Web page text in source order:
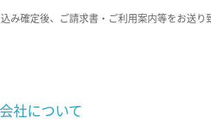
み確定後、ご請求書・ご利用案内等をお送り
社について